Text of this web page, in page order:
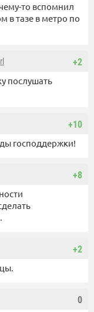
то вспомнил
в тазе в метро по
+2
послушать
+10
господдержки!
+8
+2
0